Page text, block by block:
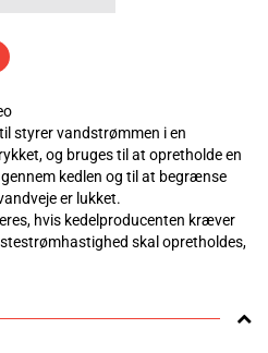
styrer vandstrømmen i en
og bruges til at opretholde en
kedlen og til at begrænse
er lukket.
hvis kedelproducenten kræver
skal opretholdes,